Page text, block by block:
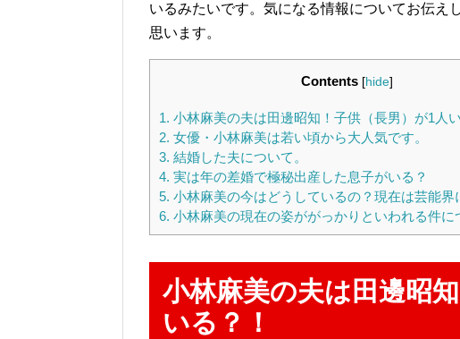
いるみたいです。気になる情報についてお伝え
思います。
Contents [hide]
1. 小林麻美の夫は田邊昭知！子供（長男）が1人
2. 女優・小林麻美は若い頃から大人気です。
3. 結婚した夫について。
4. 実は年の差婚で極秘出産した息子がいる？
5. 小林麻美の今はどうしているの？現在は芸能界
6. 小林麻美の現在の姿ががっかりといわれる件に
小林麻美の夫は田邊昭
いる？！